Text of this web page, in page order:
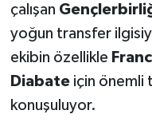
çalışan
yoğun transfer
ekibin özellikle
Diabateiçin önemli
konuşuluyor.